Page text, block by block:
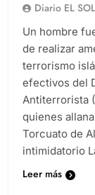
Diario EL SOL
Un hombre
de realizar
terrorismo
efectivos del
Antiterrorista
quienes
Torcuato de
intimidatorio
Leer más